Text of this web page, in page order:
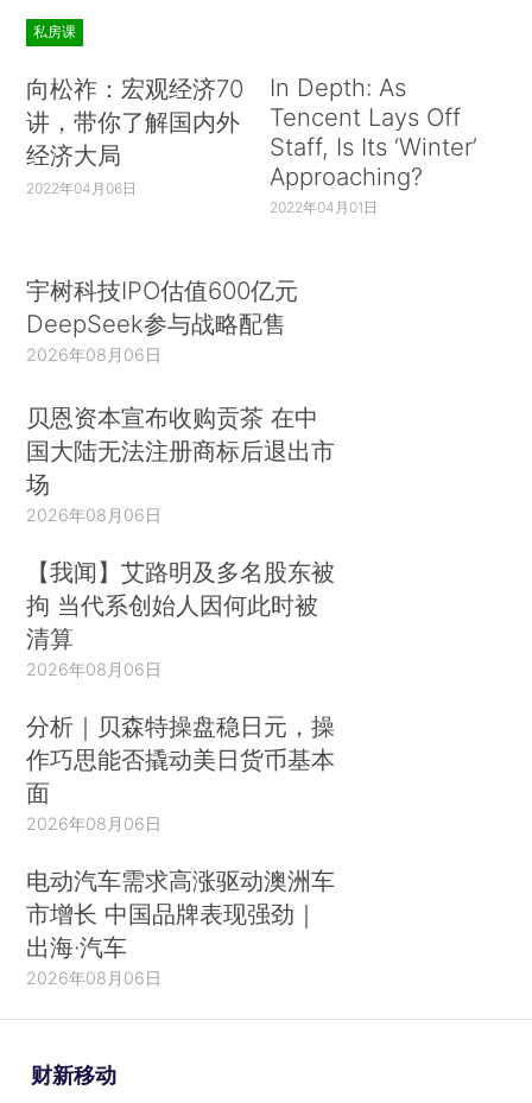
私房课
向松祚：宏观经济70
讲，带你了解国内外
经济大局
2022年04月06日
In Depth: As
Tencent Lays Off
Staff, Is Its ‘Winter’
Approaching?
2022年04月01日
宇树科技IPO估值600亿元
DeepSeek参与战略配售
2026年08月06日
贝恩资本宣布收购贡茶 在中
国大陆无法注册商标后退出市
场
2026年08月06日
【我闻】艾路明及多名股东被
拘 当代系创始人因何此时被
清算
2026年08月06日
分析｜贝森特操盘稳日元，操
作巧思能否撬动美日货币基本
面
2026年08月06日
电动汽车需求高涨驱动澳洲车
市增长 中国品牌表现强劲｜
出海·汽车
2026年08月06日
财新移动